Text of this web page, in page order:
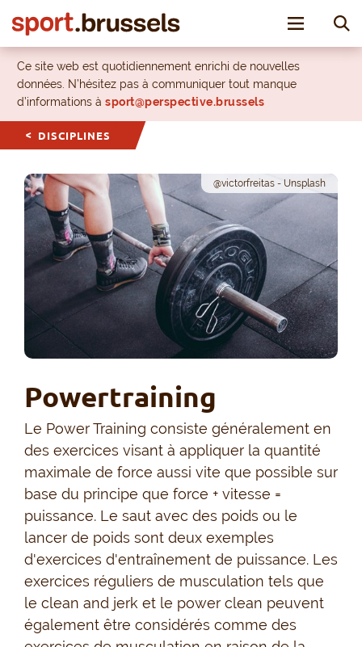
Toggle
Ce site web est quotidiennement enrichi de nouvelles
données. N’hésitez pas à communiquer tout manque
d’informations à sport@perspective.brussels
DISCIPLINES
@victorfreitas - Unsplash
Powertraining
Le Power Training consiste généralement en
des exercices visant à appliquer la quantité
maximale de force aussi vite que possible sur
base du principe que force + vitesse =
puissance. Le saut avec des poids ou le
lancer de poids sont deux exemples
d'exercices d'entraînement de puissance. Les
exercices réguliers de musculation tels que
le clean and jerk et le power clean peuvent
également être considérés comme des